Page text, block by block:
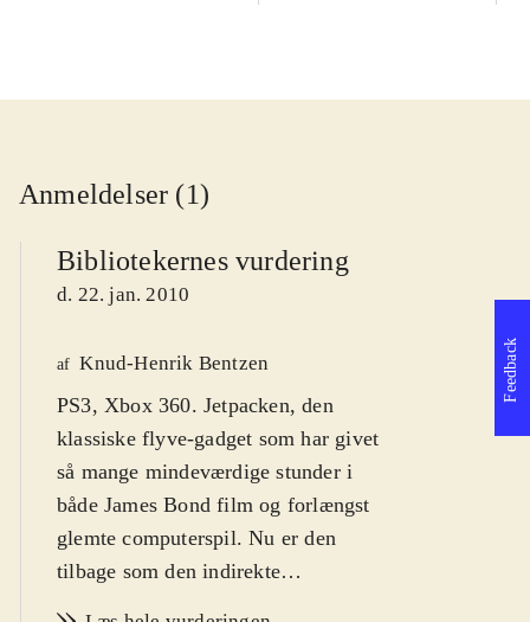
Anmeldelser (1)
Bibliotekernes vurdering
d. 22. jan. 2010
af Knud-Henrik Bentzen
PS3, Xbox 360. Jetpacken, den
klassiske flyve-gadget som har givet
så mange mindeværdige stunder i
både James Bond film og forlængst
glemte computerspil. Nu er den
tilbage som den indirekte
Feedback